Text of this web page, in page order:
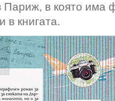
Париж, в която има
в книгата.